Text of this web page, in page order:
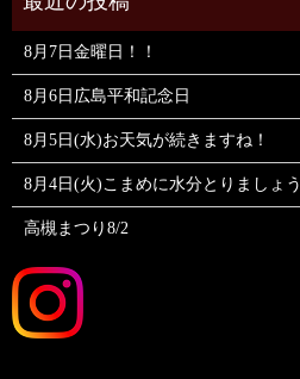
8月7日金曜日！！
8月6日広島平和記念日
8月5日(水)お天気が続きますね！
8月4日(火)こまめに水分とりましょう
高槻まつり8/2